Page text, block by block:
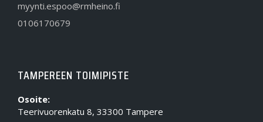
myynti.espoo@rmheino.fi
0106170679
TAMPEREEN TOIMIPISTE
Osoite:
Teerivuorenkatu 8, 33300 Tampere